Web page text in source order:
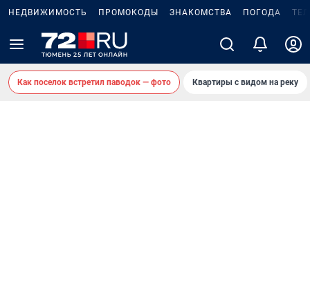
НЕДВИЖИМОСТЬ ПРОМОКОДЫ ЗНАКОМСТВА ПОГОДА
Как поселок встретил паводок — фото Квартиры с видом на реку